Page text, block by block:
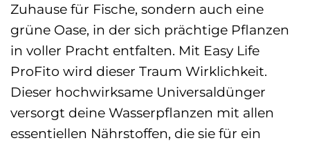
Zuhause für Fische, sondern auch eine
grüne Oase, in der sich prächtige Pflanzen
in voller Pracht entfalten. Mit Easy Life
ProFito wird dieser Traum Wirklichkeit.
Dieser hochwirksame Universaldünger
versorgt deine Wasserpflanzen mit allen
essentiellen Nährstoffen, die sie für ein